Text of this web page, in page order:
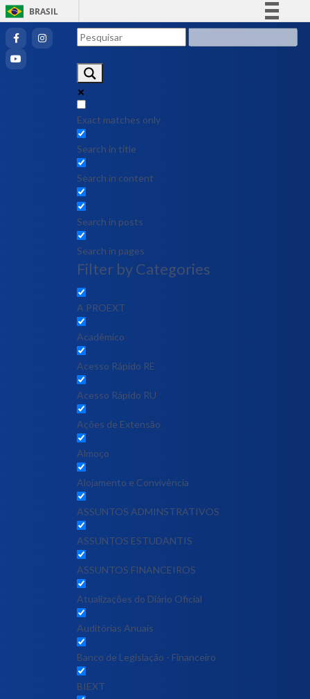
BRASIL
Exact matches only
Search in title
Search in content
Search in posts
Search in pages
Filter by Categories
A PROEXT
Acadêmico
Acesso Rápido RE
Acesso Rápido RU
Ações de Extensão
Almoço
Alojamento e Convivência
ASSUNTOS ADMINSTRATIVOS
ASSUNTOS ESTUDANTIS
ASSUNTOS FINANCEIROS
Atualizações do Diário Oficial
Auditórias Anuais
Banco de Legislação - Financeiro
BIEXT